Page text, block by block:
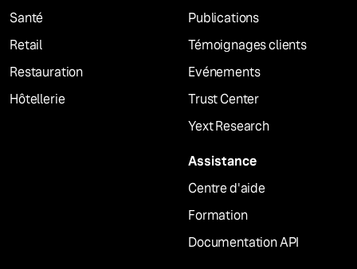
Santé
Retail
Restauration
Hôtellerie
Publications
Témoignages clients
Evénements
Trust Center
Yext Research
Assistance
Centre d'aide
Formation
Documentation API